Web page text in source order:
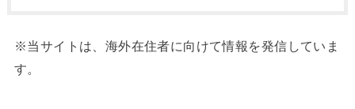
※当サイトは、海外在住者に向けて情報を発信していま
す。